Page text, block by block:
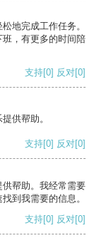
地完成工作任务。
，有更多的时间陪
支持[0] 反对[0]
供帮助。
支持[0] 反对[0]
帮助。我经常需要
到我需要的信息。
支持[0] 反对[0]